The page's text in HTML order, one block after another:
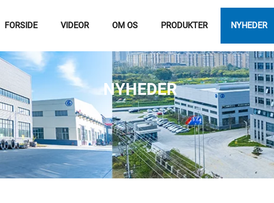
FORSIDE VIDEOR OM OS PRODUKTER NYHEDER
NYHEDER